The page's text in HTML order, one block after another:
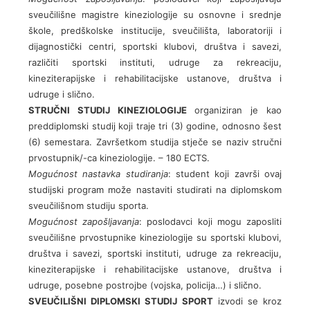
sveučilišne magistre kineziologije su osnovne i srednje
škole, predškolske institucije, sveučilišta, laboratoriji i
dijagnostički centri, sportski klubovi, društva i savezi,
različiti sportski instituti, udruge za rekreaciju,
kineziterapijske i rehabilitacijske ustanove, društva i
udruge i slično.
STRUČNI STUDIJ KINEZIOLOGIJEorganiziran je kao
preddiplomski studij koji traje tri (3) godine, odnosno šest
(6) semestara. Završetkom studija stječe se naziv stručni
prvostupnik/-ca kineziologije. – 180 ECTS.
Mogućnost nastavka studiranja: student koji završi ovaj
studijski program može nastaviti studirati na diplomskom
sveučilišnom studiju sporta.
Mogućnost zapošljavanja: poslodavci koji mogu zaposliti
sveučilišne prvostupnike kineziologije su sportski klubovi,
društva i savezi, sportski instituti, udruge za rekreaciju,
kineziterapijske i rehabilitacijske ustanove, društva i
udruge, posebne postrojbe (vojska, policija…) i slično.
SVEUČILIŠNI DIPLOMSKI STUDIJ SPORTizvodi se kroz